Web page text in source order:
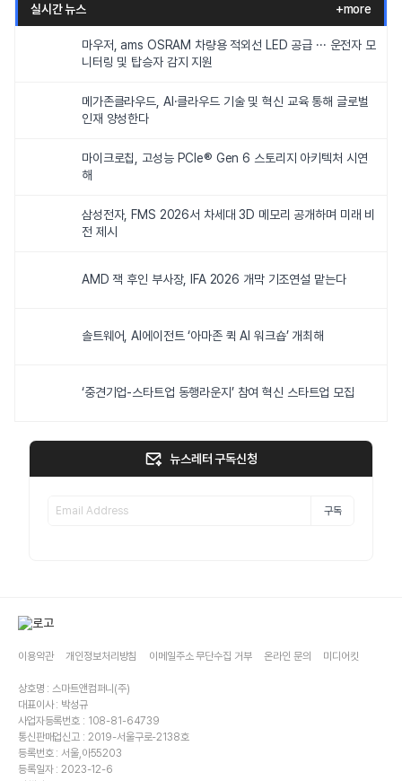
실시간 뉴스 +more
마우저, ams OSRAM 차량용 적외선 LED 공급 ··· 운전자 모
니터링 및 탑승자 감지 지원
메가존클라우드, AI·클라우드 기술 및 혁신 교육 통해 글로벌
인재 양성한다
마이크로칩, 고성능 PCIe® Gen 6 스토리지 아키텍처 시연
해
삼성전자, FMS 2026서 차세대 3D 메모리 공개하며 미래 비
전 제시
AMD 잭 후인 부사장, IFA 2026 개막 기조연설 맡는다
솔트웨어, AI에이전트 ‘아마존 퀵 AI 워크숍’ 개최해
‘중견기업-스타트업 동행라운지’ 참여 혁신 스타트업 모집
뉴스레터 구독신청
구독
이용약관 개인정보처리방침 이메일주소 무단수집 거부 온라인 문의 미디어킷
상호명 : 스마트앤컴퍼니(주)
대표이사 : 박성규
사업자등록번호 : 108-81-64739
통신판매업신고 : 2019-서울구로-2138호
등록번호 : 서울,아55203
등록일자 : 2023-12-6